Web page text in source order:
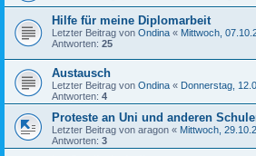
Hilfe für meine Diplomarbeit
Letzter Beitrag von Ondina « Mittwoch,
Antworten: 25
Austausch
Letzter Beitrag von Ondina « Donnerstag,
Antworten: 4
Proteste an Uni und anderen
Letzter Beitrag von aragon « Mittwoch,
Antworten: 3